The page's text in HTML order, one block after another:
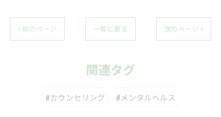
< 前のページ 一覧に戻る 次のページ >
関連タグ
#カウンセリング #メンタルヘルス